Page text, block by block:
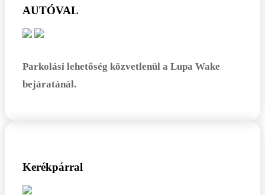
AUTÓVAL
Parkolási lehetőség közvetlenül a Lupa Wake
bejáratánál.
Kerékpárral